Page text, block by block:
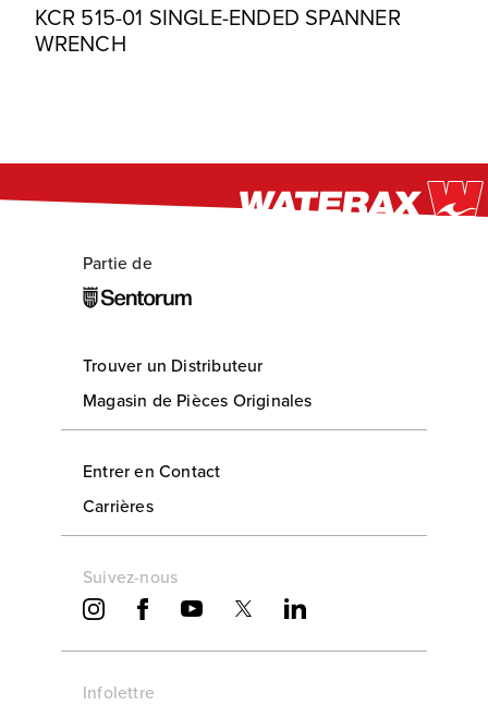
KCR 515-01 SINGLE-ENDED SPANNER
WRENCH
Partie de
Trouver un Distributeur
Magasin de Pièces Originales
Entrer en Contact
Carrières
Suivez-nous
Infolettre